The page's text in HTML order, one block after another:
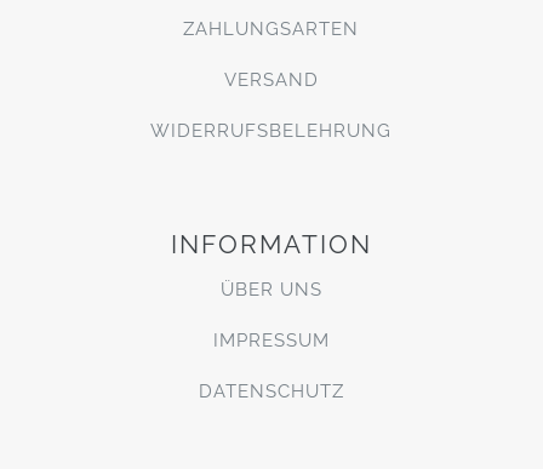
ZAHLUNGSARTEN
VERSAND
WIDERRUFSBELEHRUNG
INFORMATION
ÜBER UNS
IMPRESSUM
DATENSCHUTZ